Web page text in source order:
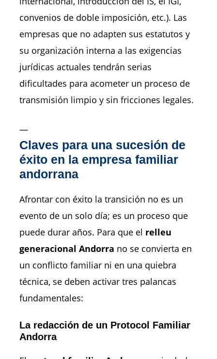
convenios de doble imposición, etc.). Las
empresas que no adapten sus estatutos y
su organización interna a las exigencias
jurídicas actuales tendrán serias
dificultades para acometer un proceso de
transmisión limpio y sin fricciones legales.
—
Claves para una sucesión de
éxito en la empresa familiar
andorrana
Afrontar con éxito la transición no es un
evento de un solo día; es un proceso que
puede durar años. Para que el relleu
generacional Andorra no se convierta en
un conflicto familiar ni en una quiebra
técnica, se deben activar tres palancas
fundamentales:
La redacción de un Protocol Familiar
Andorra